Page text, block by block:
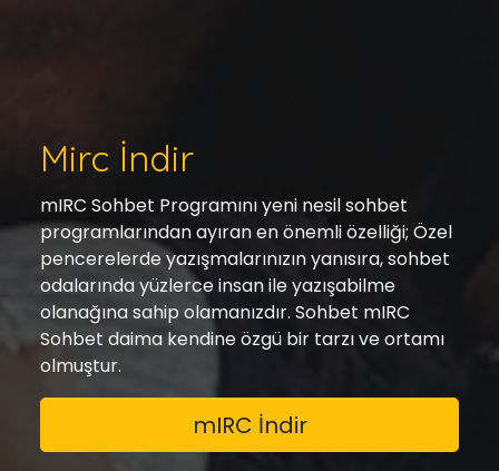
Mirc İndir
mIRC Sohbet Programını yeni nesil sohbet
programlarından ayıran en önemli özelliği; Özel
pencerelerde yazışmalarınızın yanısıra, sohbet
odalarında yüzlerce insan ile yazışabilme
olanağına sahip olamanızdır. Sohbet mIRC
Sohbet daima kendine özgü bir tarzı ve ortamı
olmuştur.
mIRC İndir